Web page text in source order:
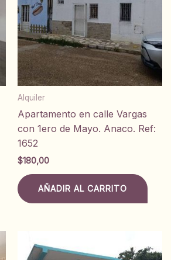
Alquiler
Apartamento en calle Vargas
con 1ero de Mayo. Anaco. Ref:
1652
$180,00
AÑADIR AL CARRITO